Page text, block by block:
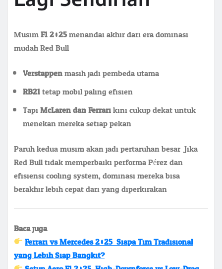
MusimF1 2025menandai akhir dari era dominasi
mudah Red Bull.
Verstappenmasih jadi pembeda utama
RB21tetap mobil paling efisien
TapiMcLaren dan Ferrarikini cukup dekat untuk
menekan mereka setiap pekan
Paruh kedua musim akan jadi pertaruhan besar. Jika
Red Bull tidak memperbaiki performa Pérez dan
efisiensi cooling system, dominasi mereka bisa
berakhir lebih cepat dari yang diperkirakan.
Baca juga:
Ferrari vs Mercedes 2025: Siapa Tim Tradisional
yang Lebih Siap Bangkit?